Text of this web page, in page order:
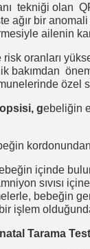
tekniği olan
ağır bir
ailenin
risk oranları
bakımdan
özel
gebeliğin
içinde
sıvısı
bebeğin
işlem
Tarama